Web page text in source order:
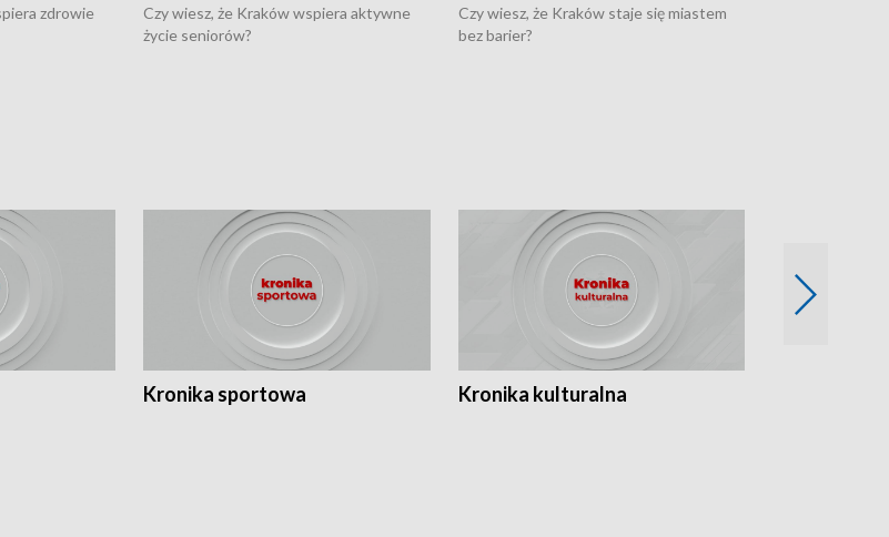
zdrowie
Czy wiesz, że Kraków wspiera aktywne
życie seniorów?
Czy wiesz, że Kraków staje się miastem
bez barier?
Kronika sportowa Kronika kulturalna